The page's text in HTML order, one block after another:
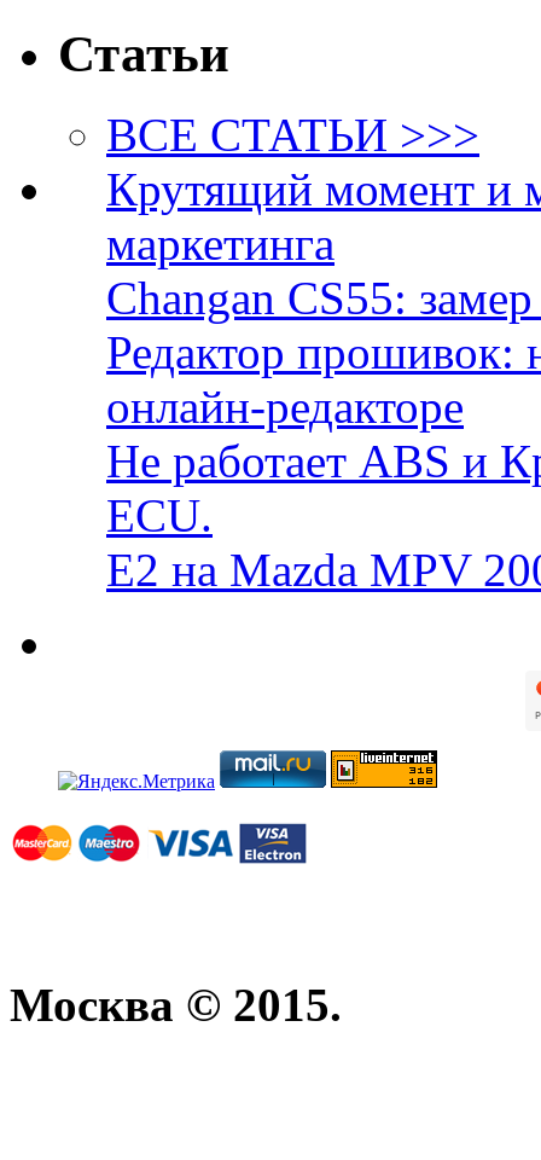
Статьи
ВСЕ СТАТЬИ >>>
Крутящий момент и
маркетинга
Changan CS55:
Редактор прошивок:
онлайн-редакторе
Не работает ABS и
ECU.
E2 на Mazda MPV
Москва © 2015.